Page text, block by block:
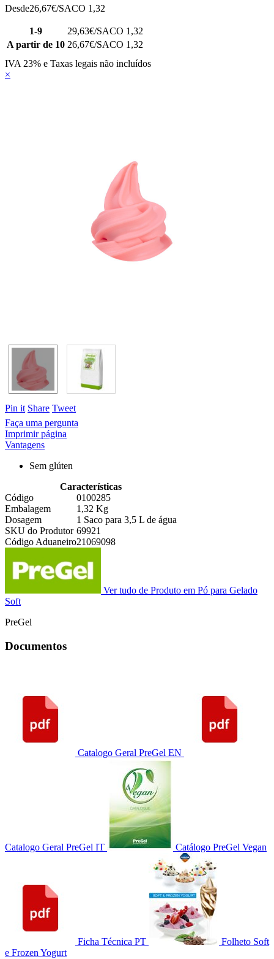
Desde26,67€/SACO 1,32
1-9 29,63€/SACO 1,32
A partir de 10 26,67€/SACO 1,32
IVA 23% e Taxas legais não incluídos
×
Pin it Share Tweet
Faça uma pergunta
Imprimir página
Vantagens
Sem glúten
Características
Código
0100285
Embalagem
1,32 Kg
Dosagem
1 Saco para 3,5 L de água
SKU do Produtor 69921
Código Aduaneiro21069098
Ver tudo de Produto em Pó para Gelado
Soft
PreGel
Documentos
Catalogo Geral PreGel EN
Catalogo Geral PreGel IT Catálogo PreGel Vegan
Ficha Técnica PT
Folheto Soft
e Frozen Yogurt